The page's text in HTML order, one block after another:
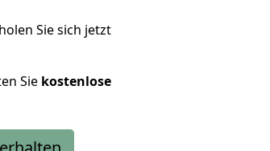
Sie sich jetzt
Sie kostenlose